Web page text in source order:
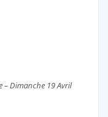
– Dimanche 19 Avril